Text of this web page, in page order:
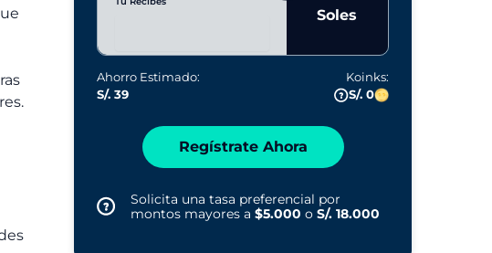
Soles
Ahorro Estimado:
S/. 39
Koinks:
S/. 0
Regístrate Ahora
Solicita una tasa preferencial por
montos mayores a $5.000 o S/. 18.000